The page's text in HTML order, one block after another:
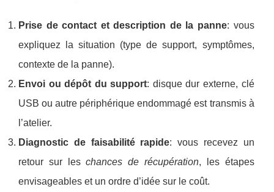
Prise de contact et description de la panne: vous
expliquez la situation (type de support, symptômes,
contexte de la panne).
Envoi ou dépôt du support: disque dur externe, clé
USB ou autre périphérique endommagé est transmis à
l’atelier.
Diagnostic de faisabilité rapide: vous recevez un
retour sur leschances de récupération, les étapes
envisageables et un ordre d’idée sur le coût.